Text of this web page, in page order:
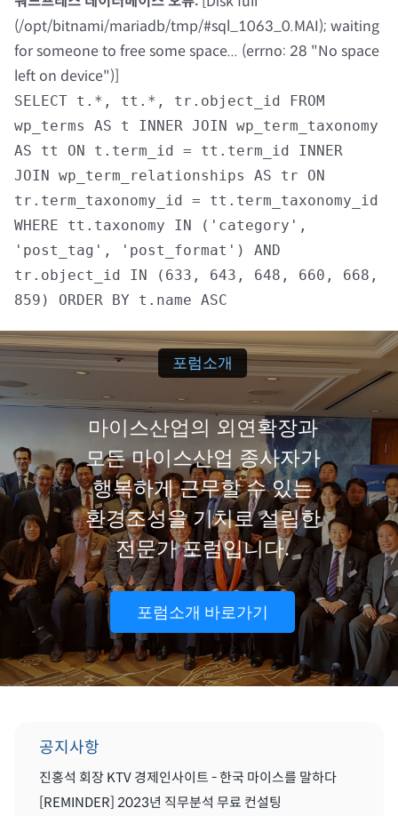
자료실
회원광장
마이페이지
회원 가입
(/opt/bitnami/mariadb/tmp/#sql_1063_0.MAI); waiting
for someone to free some space... (errno: 28 "No space
left on device")]
SELECT t.*, tt.*, tr.object_id FROM
wp_terms AS t INNER JOIN wp_term_taxonomy
AS tt ON t.term_id = tt.term_id INNER
JOIN wp_term_relationships AS tr ON
tr.term_taxonomy_id = tt.term_taxonomy_id
WHERE tt.taxonomy IN ('category',
'post_tag', 'post_format') AND
tr.object_id IN (633, 643, 648, 660, 668,
859) ORDER BY t.name ASC
포럼소개
마이스산업의 외연확장과
모든 마이스산업 종사자가
행복하게 근무할 수 있는
환경조성을 기치로 설립한
전문가 포럼입니다.
포럼소개 바로가기
공지사항
진홍석 회장 KTV 경제인사이트 - 한국 마이스를 말하다
[REMINDER] 2023년 직무분석 무료 컨설팅